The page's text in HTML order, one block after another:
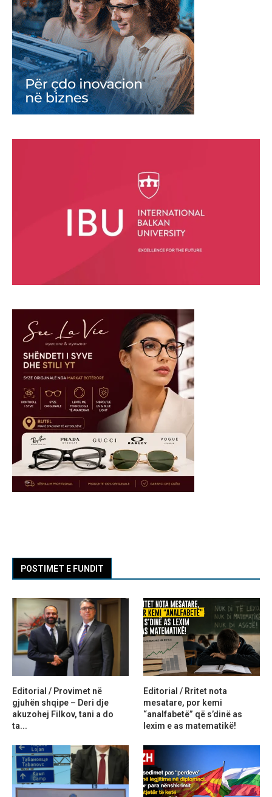
POSTIMET E FUNDIT
Editorial / Provimet në
gjuhën shqipe – Deri dje
akuzohej Filkov, tani a do
ta...
Editorial / Rritet nota
mesatare, por kemi
“analfabetë” që s’dinë as
lexim e as matematikë!